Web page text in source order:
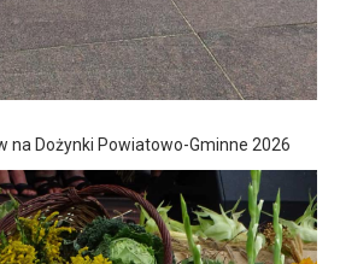
na Dożynki Powiatowo-Gminne 2026